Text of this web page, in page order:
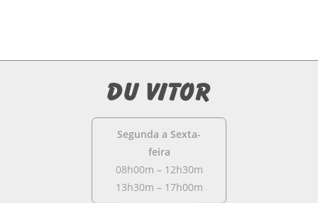
Segunda a Sexta-
feira
08h00m – 12h30m
13h30m – 17h00m